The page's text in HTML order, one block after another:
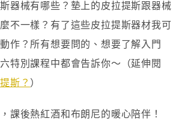
器械有哪些？墊上的皮拉提斯跟器械
不一樣？有了這些皮拉提斯器材我可
作？所有想要問的、想要了解入門
特別課程中都會告訴你～（延伸閱
斯？ ）
課後熱紅酒和布朗尼的暖心陪伴！